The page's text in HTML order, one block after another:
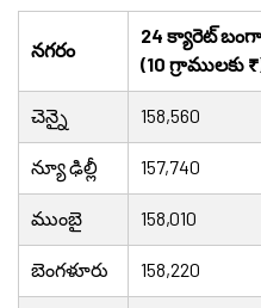
నగరం
24 క్యారెట్
(10 గ్రాములకు
చెన్నై 158,560
న్యూ ఢిల్లీ 157,740
ముంబై 158,010
బెంగళూరు 158,220